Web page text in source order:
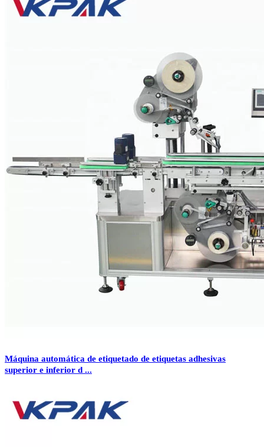
Máquina automática de etiquetado de etiquetas adhesivas
superior e inferior d ...